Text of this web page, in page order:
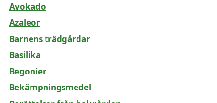
Avokado
Azaleor
Barnens trädgårdar
Basilika
Begonier
Bekämpningsmedel